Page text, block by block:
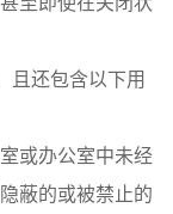
且还包含以下用
或办公室中未经
蔽的或被禁止的